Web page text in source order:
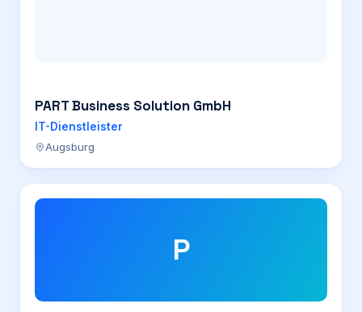
PART Business Solution GmbH
IT-Dienstleister
Augsburg
P